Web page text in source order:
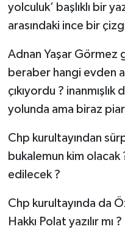
yolculuk’ başlıklı bir
arasındaki ince bir
Adnan Yaşar Görmez
beraber hangi evden
çıkıyordu ?
yolunda ama biraz
Chp kurultayından
bukalemun kim olacak
edilecek ?
Chp kurultayında da
Hakkı Polat yazılır mı ?